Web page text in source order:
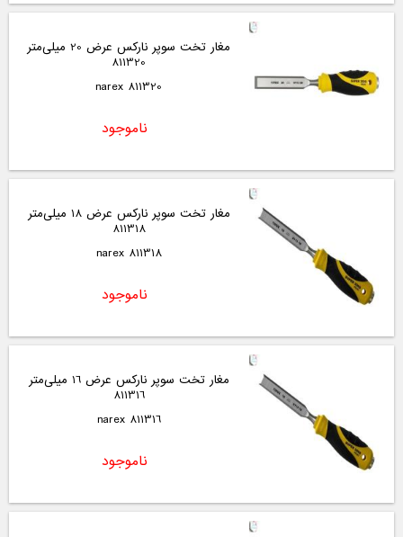
مغار تخت سوپر نارکس عرض 20 میلی‌متر
811320
811320 narex
ناموجود
مغار تخت سوپر نارکس عرض 18 میلی‌متر
811318
811318 narex
ناموجود
مغار تخت سوپر نارکس عرض 16 میلی‌متر
811316
811316 narex
ناموجود